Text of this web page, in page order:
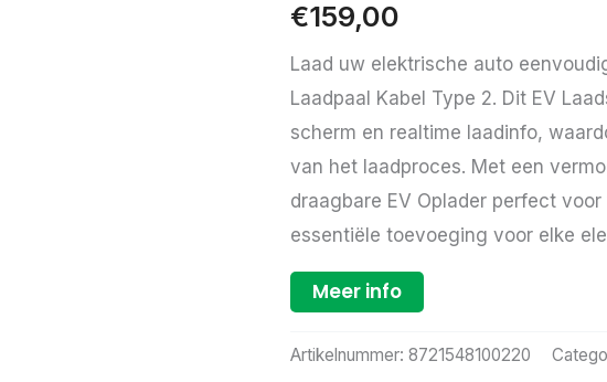
€159,00
Laad uw elektrische auto
Laadpaal Kabel Type 2. Dit EV
scherm en realtime laadinfo,
van het laadproces. Met een
draagbare EV Oplader perfect
essentiële toevoeging voor elke
Meer info
Artikelnummer: 8721548100220